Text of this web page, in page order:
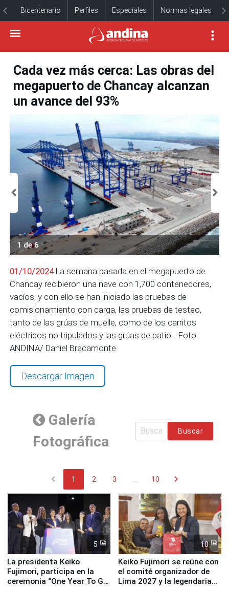
Bicentenario Perfiles Especiales Normas legales
Cada vez más cerca: Las obras del
megapuerto de Chancay alcanzan
un avance del 93%
1 de 6
01/10/2024La semana pasada en el megapuerto de
Chancay recibieron una nave con 1,700 contenedores,
vacíos, y con ello se han iniciado las pruebas de
comisionamiento con carga, las pruebas de testeo,
tanto de las grúas de muelle, como de los carritos
eléctricos no tripulados y las grúas de patio. . Foto:
ANDINA/ Daniel Bracamonte
Descargar Imagen
Galería
Fotográfica
Buscar
chevron_left 1 2 3 10 chevron_right
5
La presidenta Keiko
Fujimori, participa en la
ceremonia “One Year To Go
10
Keiko Fujimori se reúne con
el comité organizador de
Lima 2027 y la legendaria